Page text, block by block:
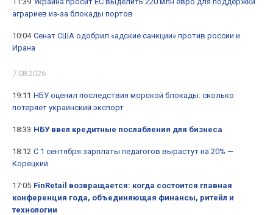
аграриев из-за блокады портов
10:04 Сенат США одобрил «адские санкции» против россии и
Ирана
7.08.2026
19:11 НБУ оценил последствия морской блокады: сколько
потеряет украинский экспорт
18:33 НБУ ввел кредитные послабления для бизнеса
18:12 С 1 сентября зарплаты педагогов вырастут на 20% —
Корецкий
17:05 FinRetail возвращается: когда состоится главная
конференция года, объединяющая финансы, ритейл и
технологии